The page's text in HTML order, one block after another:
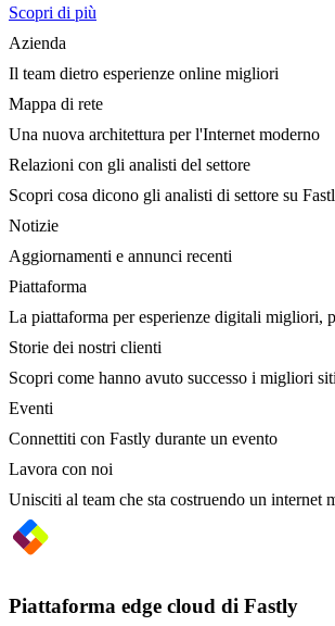
Scopri di più
Azienda
Il team dietro esperienze online migliori
Mappa di rete
Una nuova architettura per l'Internet moderno
Relazioni con gli analisti del settore
Scopri cosa dicono gli analisti di settore su
Notizie
Aggiornamenti e annunci recenti
Piattaforma
La piattaforma per esperienze digitali migliori,
Storie dei nostri clienti
Scopri come hanno avuto successo i migliori
Eventi
Connettiti con Fastly durante un evento
Lavora con noi
Unisciti al team che sta costruendo un internet
Piattaforma edge cloud di Fastly